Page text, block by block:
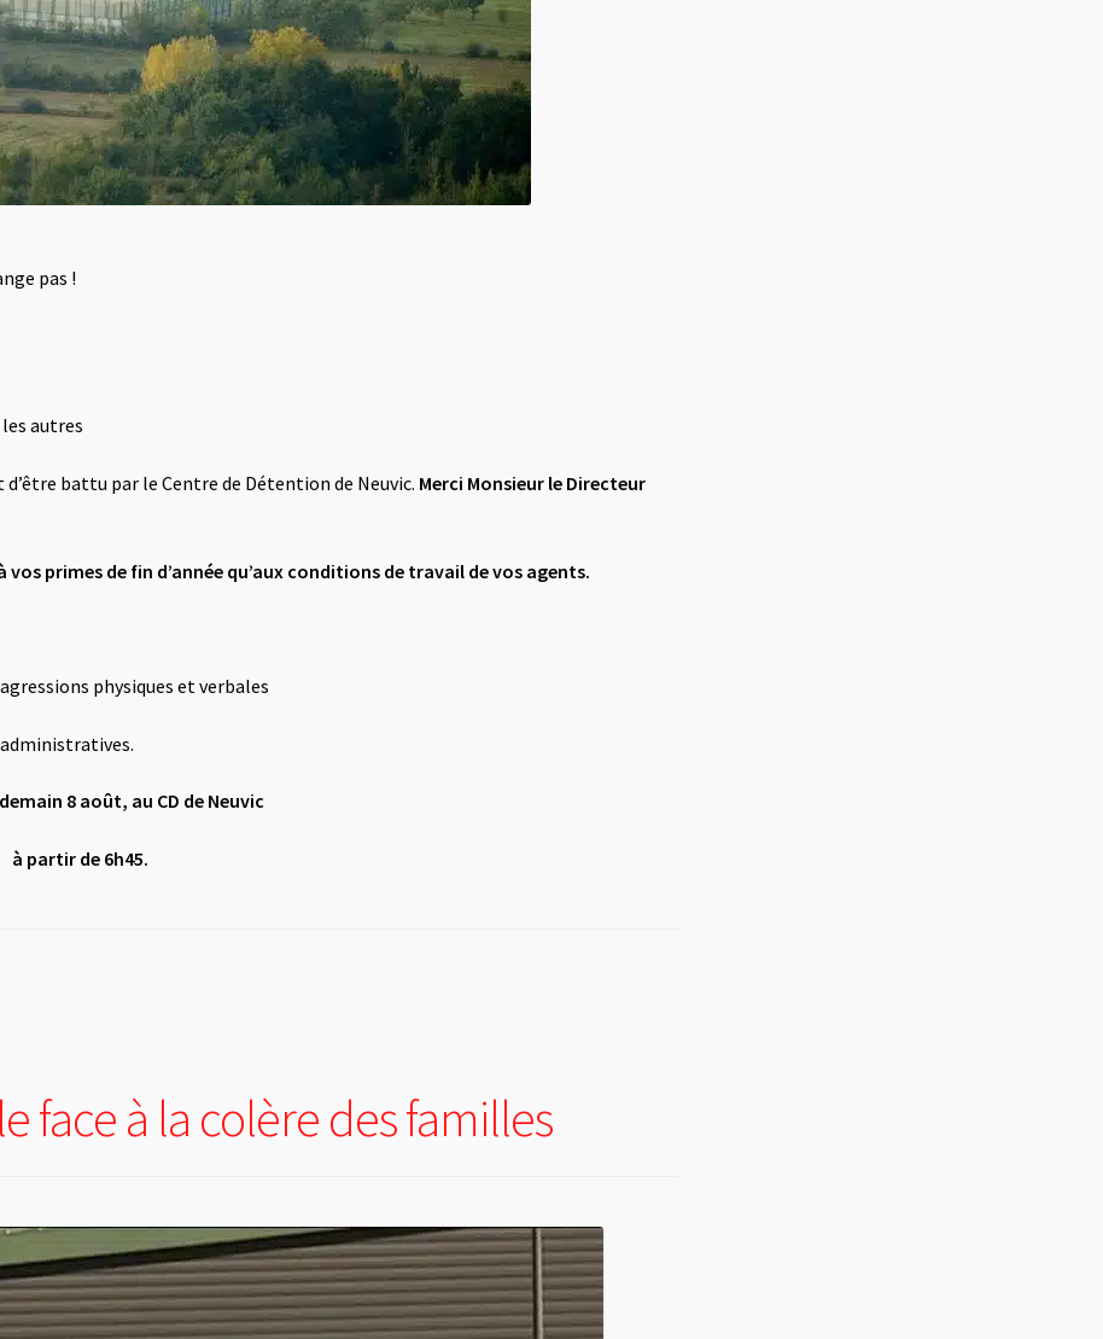
pas !
autres
battu par le Centre de Détention de Neuvic. Merci Monsieur le Directeur
primes de fin d’année qu’aux conditions de travail de vos agents.
physiques et verbales
8 août, au CD de Neuvic
à partir de 6h45.
face à la colère des familles